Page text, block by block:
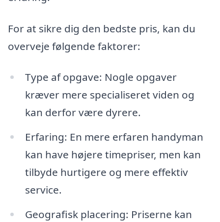
For at sikre dig den bedste pris, kan du
overveje følgende faktorer:
Type af opgave: Nogle opgaver
kræver mere specialiseret viden og
kan derfor være dyrere.
Erfaring: En mere erfaren handyman
kan have højere timepriser, men kan
tilbyde hurtigere og mere effektiv
service.
Geografisk placering: Priserne kan